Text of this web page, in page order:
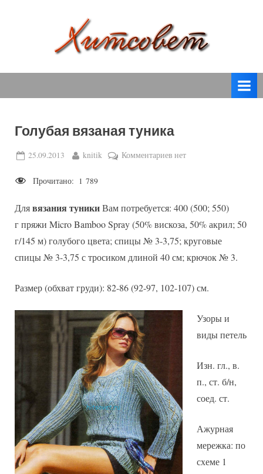
т
о
в
спицами,
крючком,
вязаные
модели
с
схемами.
Голубая вязаная туника
Posted
25.09.2013 By
knitik Комментариевк
туника
нет
Прочитано: 1 789
Длявязания туникиВам потребуется: 400 (500; 550)
г пряжи Micro Bamboo Spray (50% вискоза, 50% акрил; 50
г/145 м) голубого цвета; спицы № 3-3,75; круговые
спицы № 3-3,75 с тросиком длиной 40 см; крючок № 3.
Размер (обхват груди): 82-86 (92-97, 102-107) см.
Узоры и
виды петель
Изн. гл., в.
п., ст. б/н,
соед. ст.
Ажурная
мережка: по
схеме 1